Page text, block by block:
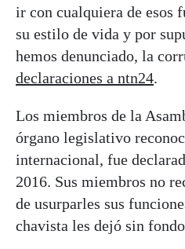
ir con cualquiera de esos
su estilo de vida y por
hemos denunciado, la
declaraciones a ntn24.
Los miembros de la
órgano legislativo
internacional, fue
2016. Sus miembros no
de usurparles sus
chavista les dejó sin